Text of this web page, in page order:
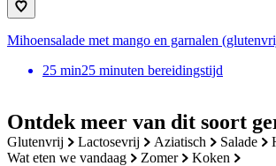
Ontdek meer van dit soort
glutenvrij lactosevrij aziatisch salade
wat eten we vandaag
zomer koken
Mihoensalade met mango en garnalen
25 min25 minuten bereidingstijd